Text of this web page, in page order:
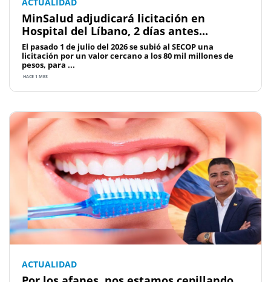
ACTUALIDAD
MinSalud adjudicará licitación en
Hospital del Líbano, 2 días antes...
El pasado 1 de julio del 2026 se subió al SECOP una
licitación por un valor cercano a los 80 mil millones de
pesos, para ...
HACE 1 MES
ACTUALIDAD